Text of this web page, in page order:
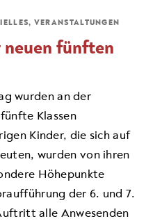
, VERANSTALTUNGEN
fünften
wurden an der
Klassen
Kinder, die sich auf
wurden von ihren
Höhepunkte
der 6. und 7.
alle Anwesenden